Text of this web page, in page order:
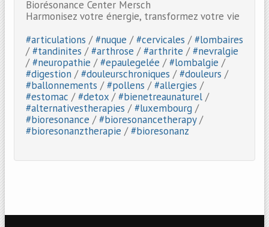
Biorésonance Center Mersch
Harmonisez votre énergie, transformez votre vie
#articulations /#nuque /#cervicales /#lombaires
/#tandinites /#arthrose /#arthrite /#nevralgie
/#neuropathie /#epaulegelée /#lombalgie /
#digestion /#douleurschroniques /#douleurs /
#ballonnements /#pollens /#allergies /
#estomac /#detox /#bienetreaunaturel /
#alternativestherapies /#luxembourg /
#bioresonance /#bioresonancetherapy/
#bioresonanztherapie /#bioresonanz